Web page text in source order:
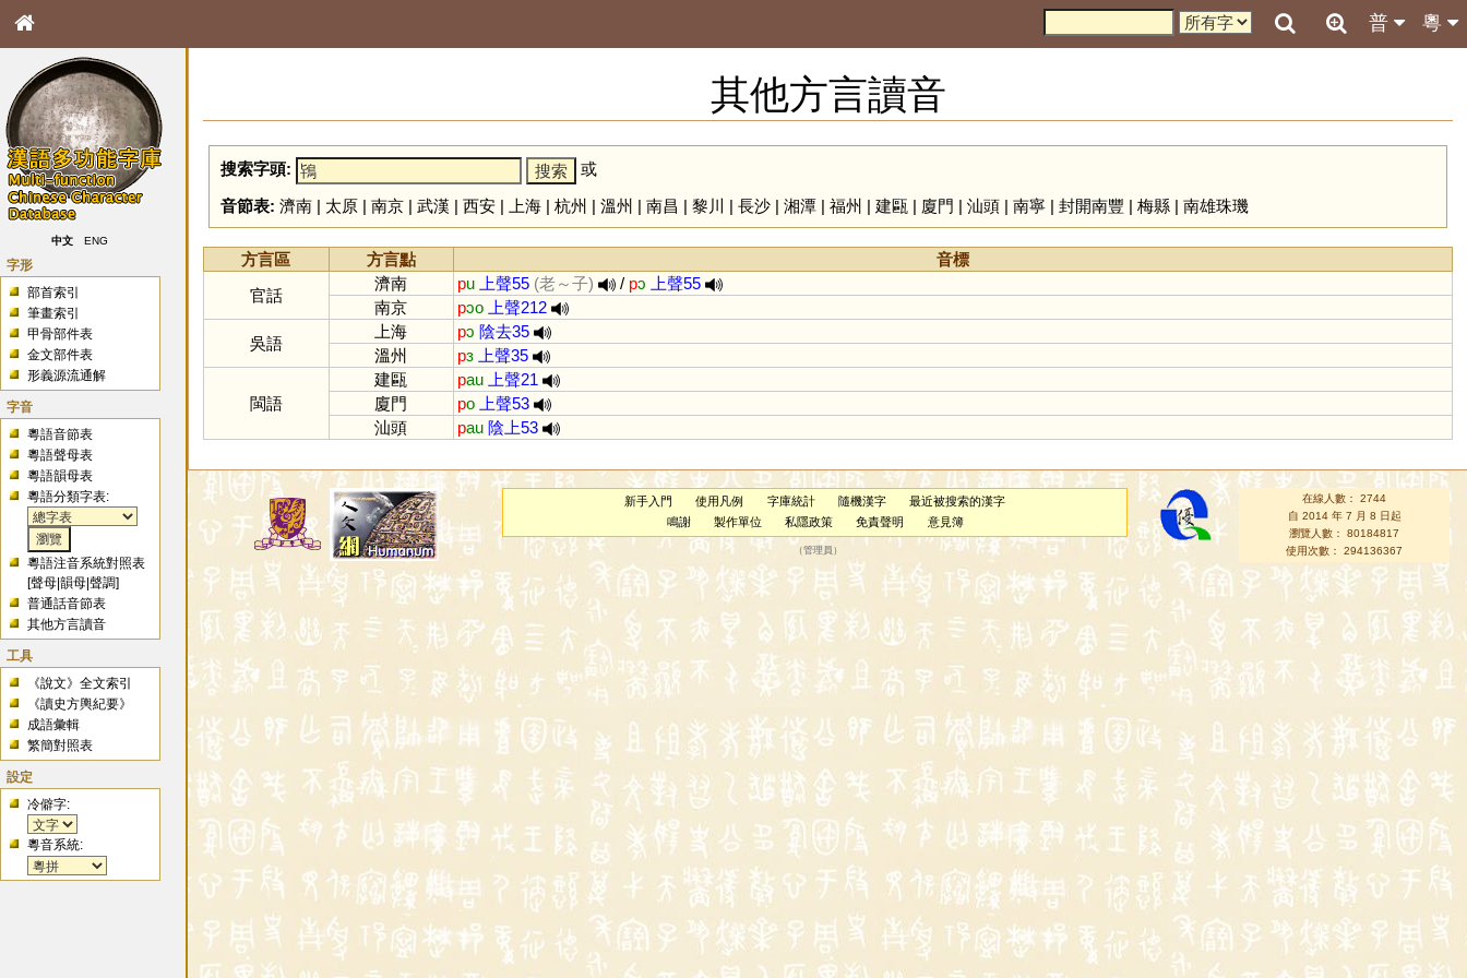
粵
普
中文 ENG
字形
部首索引
筆畫索引
甲骨部件表
金文部件表
形義源流通解
字音
粵語音節表
粵語聲母表
粵語韻母表
粵語分類字表:
粵語注音系統對照表
[聲母 |韻母 |聲調]
普通話音節表
其他方言讀音
工具
《說文》全文索引
《讀史方輿紀要》
成語彙輯
繁簡對照表
設定
冷僻字:
粵音系統:
其他方言讀音
搜索字頭:
或
音節表: 濟南| 太原| 南京| 武漢 | 西安| 上海| 杭州 | 溫州 | 南昌 | 黎川 | 長沙| 湘潭| 福州 | 建甌 | 廈門 | 汕頭| 南寧| 封開南豐 | 梅縣| 南雄珠璣
方言區 方言點
音標
官話
濟南 pu 上聲55 (老～子) / pɔ
上聲55
南京
pɔo
上聲212
吳語
上海 pɔ 陰去35
溫州
pɜ 上聲35
閩語
建甌 pau
上聲21
廈門
po
上聲53
汕頭
pau 陰上53
新手入門 使用凡例 字庫統計 隨機漢字
最近被搜索的漢字
鳴謝
製作單位 私隱政策 免責聲明 意見簿
（管理員 ）
在線人數： 2744
自 2014 年 7 月 8 日起
瀏覽人數： 80184817
使用次數： 294136367